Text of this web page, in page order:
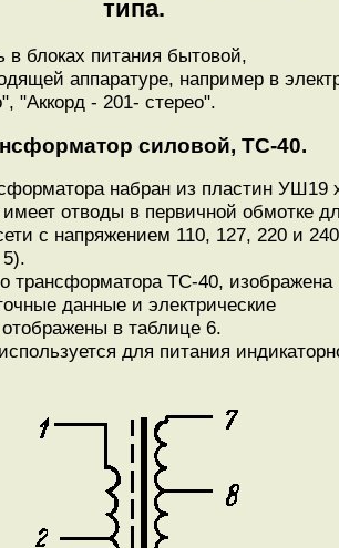
типа.
в блоках питания бытовой,
аппаратуре, например в
"Аккорд - 201- стерео".
силовой, ТС-40.
набран из пластин УШ19
отводы в первичной обмотке
с напряжением 110, 127, 220 и
трансформатора ТС-40, изображена
данные и электрические
отображены в таблице 6.
для питания